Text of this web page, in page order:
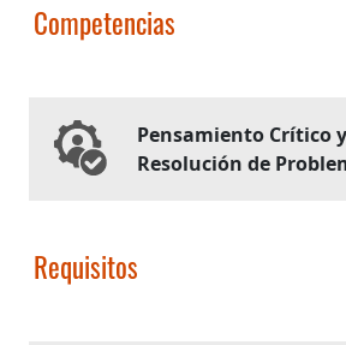
Competencias
Pensamiento Crítico y
Resolución de
Requisitos